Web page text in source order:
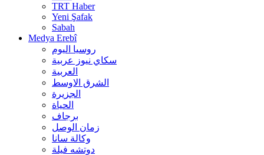
TRT Haber
Yeni Şafak
Sabah
Medya Erebî
روسیا الیوم
سكاي نيوز عربية
العربية
الشرق الاوسط
الجزيرة
الحیاة
برجاف
زمان الوصل
وکالة سانا
دوتشه فیلة